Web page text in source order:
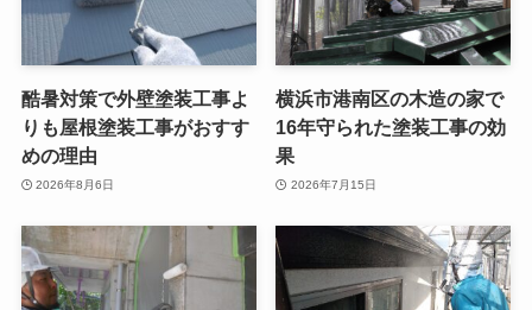
酷暑対策で外壁塗装工事よ
りも屋根塗装工事がおすす
めの理由
2026年8月6日
横浜市港南区の木造の家で
16年守られた塗装工事の効
果
2026年7月15日